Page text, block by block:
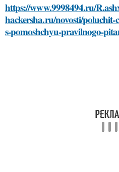
https://www.9998494.ru/
hackersha.ru/novosti/
s-pomoshchyu-pravilnogo-